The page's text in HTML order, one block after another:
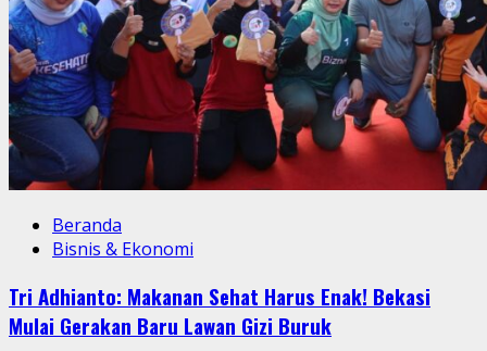
Beranda
Bisnis & Ekonomi
Tri Adhianto: Makanan Sehat Harus Enak! Bekasi
Mulai Gerakan Baru Lawan Gizi Buruk